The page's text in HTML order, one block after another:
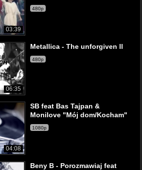
03:39
480p
06:35
Metallica - The unforgiven ll
480p
04:08
SB feat Bas Tajpan &
Monilove "Mój dom/Kocham"
1080p
Beny B - Porozmawiaj feat